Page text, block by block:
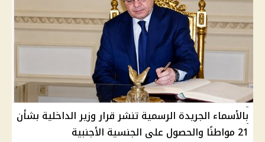
بالأسماء الجريدة الرسمية تنشر قرار وزير الداخلية بشأن
21 مواطنًا والحصول على الجنسية الأجنبية